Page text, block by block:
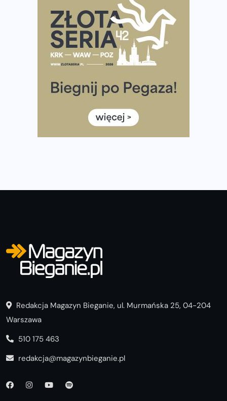
Tętno vs tempo – czym kierować się w bieganiu?
Co ma dużo białka? Produkty, które warto włączyć do
Rozbiegany Olsztyn szykuje się na weekend z
Już w tę sobotę 35. Bieg Powstania Warszawskiego.
Wystartuje rekordowa liczba uczestników
35. Bieg Powstania Warszawskiego – praktyczny
poradnik przed startem
Redakcja Magazyn Bieganie, ul. Murmańska 25, 04-204
Warszawa
510 175 463
redakcja@magazynbieganie.pl